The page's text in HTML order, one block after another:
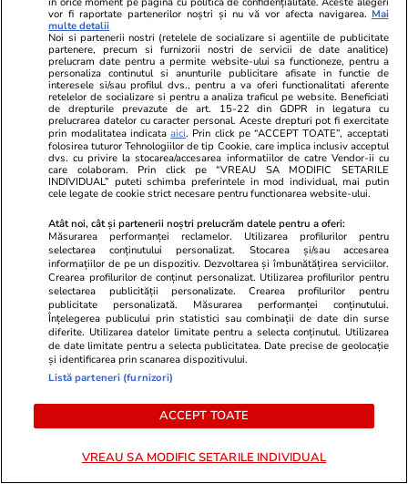
deja lovite de furtuni. Hidrologii
anunță viituri pe râuri din
Dâmbovița și Prahova în
următoarele 24 de ore
Știri România 11:42
Cum funcționează „God the
Sud care atrage tinerii din
România: „Am fost băgată într-
o cadă și mi s-a turnat apă în
cap” | VIDEO
Știri România
Cine sunt cei peste 400.000 de
bugetari care ar putea rămâne
cu veniturile înghețate în
vor fi raportate partenerilor noștri și nu vă vor afecta navigarea. Mai
multe detalii
Noi si partenerii nostri (retelele de socializare si agentiile de publicitate
partenere, precum si furnizorii nostri de servicii de date analitice)
prelucram date pentru a permite website-ului sa functioneze, pentru a
personaliza continutul si anunturile publicitare afisate in functie de
interesele si/sau profilul dvs., pentru a va oferi functionalitati aferente
retelelor de socializare si pentru a analiza traficul pe website. Beneficiati
de drepturile prevazute de art. 15-22 din GDPR in legatura cu
prelucrarea datelor cu caracter personal. Aceste drepturi pot fi exercitate
prin modalitatea indicataaici. Prin click pe “ACCEPT TOATE”, acceptati
folosirea tuturor Tehnologiilor de tip Cookie, care implica inclusiv acceptul
dvs. cu privire la stocarea/accesarea informatiilor de catre Vendor-ii cu
care colaboram. Prin click pe “VREAU SA MODIFIC SETARILE
INDIVIDUAL” puteti schimba preferintele in mod individual, mai putin
cele legate de cookie strict necesare pentru functionarea website-ului.
Atât noi, cât și partenerii noștri prelucrăm datele pentru a oferi:
Măsurarea performanței reclamelor. Utilizarea profilurilor pentru
selectarea conținutului personalizat. Stocarea și/sau accesarea
informațiilor de pe un dispozitiv. Dezvoltarea și îmbunătățirea serviciilor.
Crearea profilurilor de conținut personalizat. Utilizarea profilurilor pentru
selectarea publicității personalizate. Crearea profilurilor pentru
publicitate personalizată. Măsurarea performanței conținutului.
Înțelegerea publicului prin statistici sau combinații de date din surse
diferite. Utilizarea datelor limitate pentru a selecta conținutul. Utilizarea
de date limitate pentru a selecta publicitatea. Date precise de geolocație
și identificarea prin scanarea dispozitivului.
Listă parteneri (furnizori)
ACCEPT TOATE
VREAU SA MODIFIC SETARILE INDIVIDUAL